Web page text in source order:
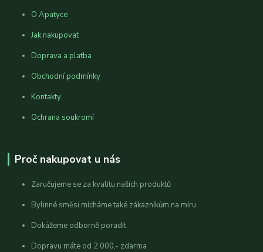
O Apatyce
Jak nakupovat
Doprava a platba
Obchodní podmínky
Kontakty
Ochrana soukromí
Proč nakupovat u nás
Zaručujeme se za kvalitu našich produktů
Bylinné směsi mícháme také zákazníkům na míru
Dokážeme odborně poradit
Dopravu máte od 2 000,- zdarma